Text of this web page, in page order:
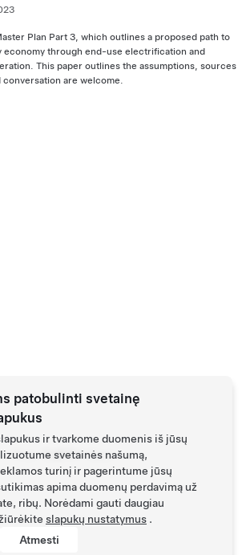
Plan Part 3, which outlines a proposed path to
economy through end-use electrification and
This paper outlines the assumptions, sources
are welcome.
Prev
Page:
Next
patobulinti svetainę
ir tvarkome duomenis iš jūsų
svetainės našumą,
turinį ir pagerintume jūsų
apima duomenų perdavimą už
ribų. Norėdami gauti daugiau
slapukų nustatymus .
Atmesti